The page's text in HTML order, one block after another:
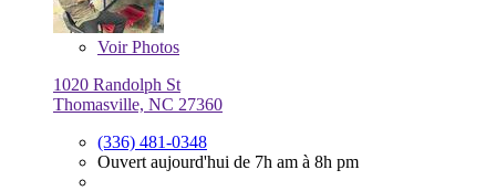
VoirPhotos
1020 Randolph St
Thomasville, NC 27360
(336) 481-0348
Ouvert aujourd'hui de 7h am à 8h pm